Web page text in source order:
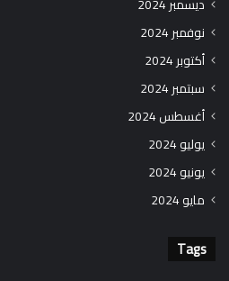
نوفمبر 2024
أكتوبر 2024
سبتمبر 2024
أغسطس 2024
يوليو 2024
يونيو 2024
مايو 2024
Tags